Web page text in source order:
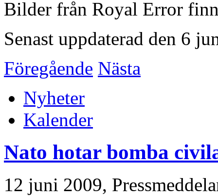
Bilder från Royal Error
Senast uppdaterad den 6
Föregående Nästa
Nyheter
Kalender
Nato hotar bomba
12 juni 2009,